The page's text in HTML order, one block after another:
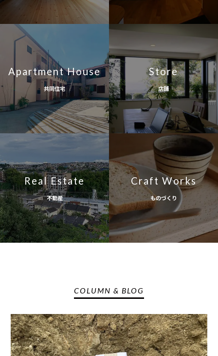
Apartment House
共同住宅
Store
店舗
Real Estate
不動産
Craft Works
ものづくり
COLUMN & BLOG